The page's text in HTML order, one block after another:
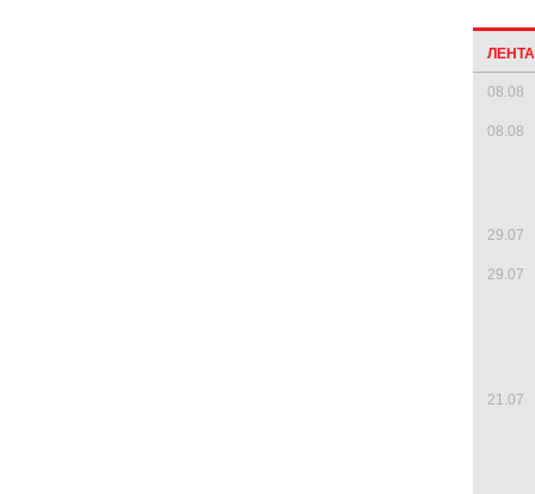
08.08
08.08
29.07
29.07
21.07